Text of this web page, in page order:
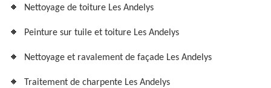
Nettoyage de toiture Les Andelys
Peinture sur tuile et toiture Les Andelys
Nettoyage et ravalement de façade Les Andelys
Traitement de charpente Les Andelys